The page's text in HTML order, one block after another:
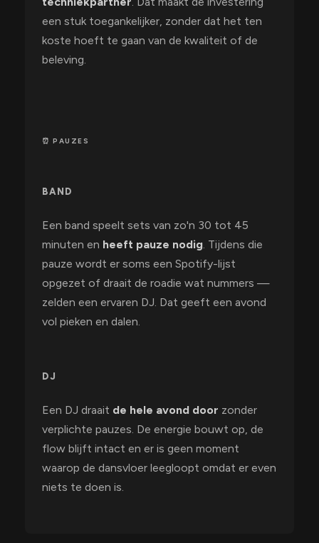
een stuk toegankelijker, zonder dat het ten
koste hoeft te gaan van de kwaliteit of de
beleving.
⏰ PAUZES
BAND
Een band speelt sets van zo'n 30 tot 45
minuten en heeft pauze nodig. Tijdens die
pauze wordt er soms een Spotify-lijst
opgezet of draait de roadie wat nummers —
zelden een ervaren DJ. Dat geeft een avond
vol pieken en dalen.
DJ
Een DJ draait de hele avond door zonder
verplichte pauzes. De energie bouwt op, de
flow blijft intact en er is geen moment
waarop de dansvloer leegloopt omdat er even
niets te doen is.